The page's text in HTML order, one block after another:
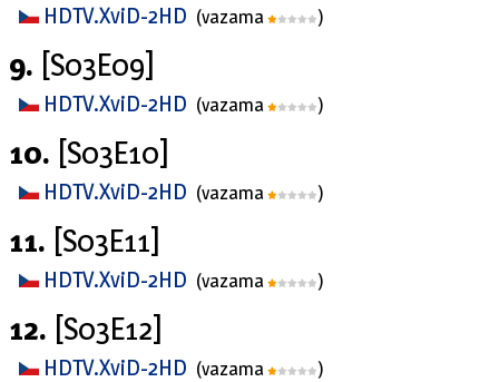
HDTV.XviD-2HD (vazama )
9. [S03E09]
HDTV.XviD-2HD (vazama )
10. [S03E10]
HDTV.XviD-2HD (vazama )
11. [S03E11]
HDTV.XviD-2HD (vazama )
12. [S03E12]
HDTV.XviD-2HD (vazama )